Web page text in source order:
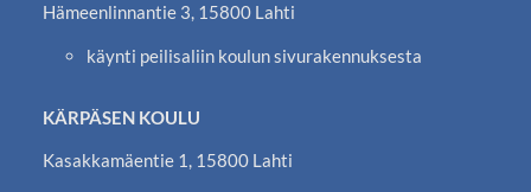
Hämeenlinnantie 3, 15800 Lahti
käynti peilisaliin koulun sivurakennuksesta
KÄRPÄSEN KOULU
Kasakkamäentie 1, 15800 Lahti